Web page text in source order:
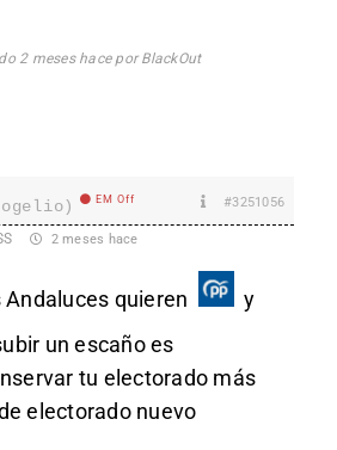
2 meses hace por BlackOut
EM Off #3251056
2 meses hace
Andaluces quieren
y
un escaño es
tu electorado más
electorado nuevo